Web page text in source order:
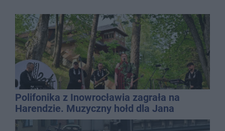
Polifonika z Inowrocławia zagrała na
Harendzie. Muzyczny hołd dla Jana
Kasprowicza